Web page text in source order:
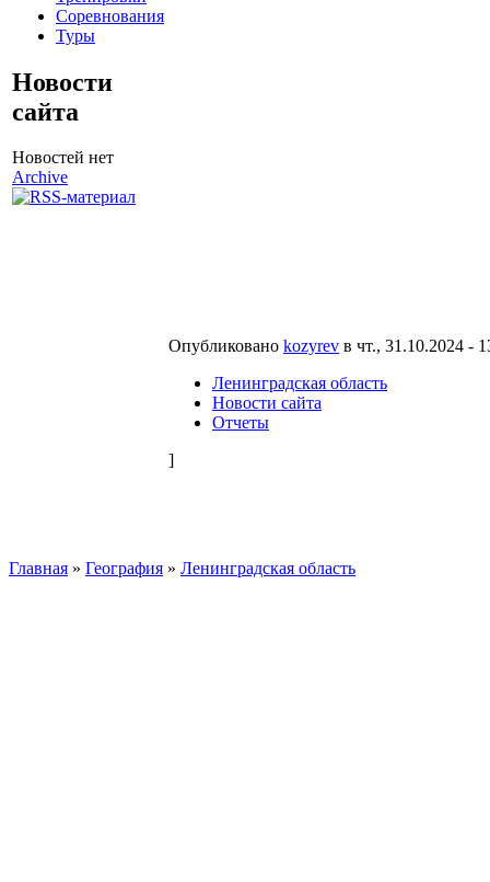
Соревнования
Туры
Новости
сайта
Новостей нет
Archive
Опубликовано kozyrev в чт., 31.10.2024 -
Ленинградская область
Новости сайта
Отчеты
]
Главная » География » Ленинградская область